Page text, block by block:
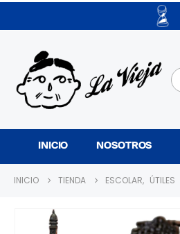
INICIO NOSOTROS
INICIO TIENDA ESCOLAR, ÚTILES